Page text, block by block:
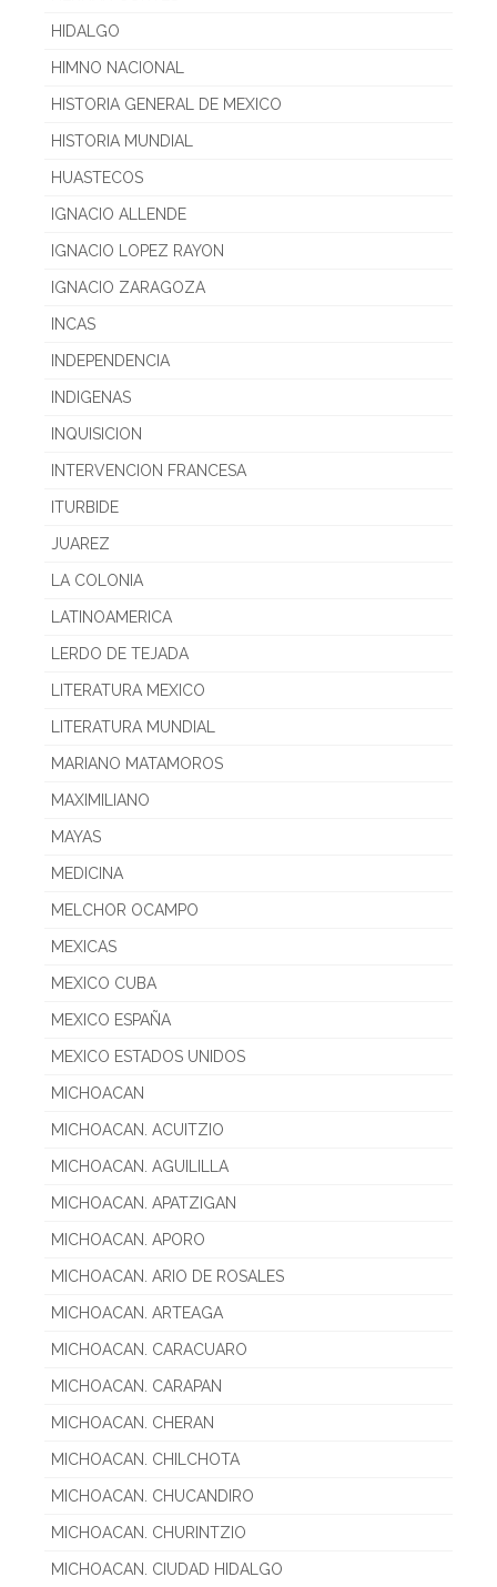
HIDALGO
HIMNO NACIONAL
HISTORIA GENERAL DE MEXICO
HISTORIA MUNDIAL
HUASTECOS
IGNACIO ALLENDE
IGNACIO LOPEZ RAYON
IGNACIO ZARAGOZA
INCAS
INDEPENDENCIA
INDIGENAS
INQUISICION
INTERVENCION FRANCESA
ITURBIDE
JUAREZ
LA COLONIA
LATINOAMERICA
LERDO DE TEJADA
LITERATURA MEXICO
LITERATURA MUNDIAL
MARIANO MATAMOROS
MAXIMILIANO
MAYAS
MEDICINA
MELCHOR OCAMPO
MEXICAS
MEXICO CUBA
MEXICO ESPAÑA
MEXICO ESTADOS UNIDOS
MICHOACAN
MICHOACAN. ACUITZIO
MICHOACAN. AGUILILLA
MICHOACAN. APATZIGAN
MICHOACAN. APORO
MICHOACAN. ARIO DE ROSALES
MICHOACAN. ARTEAGA
MICHOACAN. CARACUARO
MICHOACAN. CARAPAN
MICHOACAN. CHERAN
MICHOACAN. CHILCHOTA
MICHOACAN. CHUCANDIRO
MICHOACAN. CHURINTZIO
MICHOACAN. CIUDAD HIDALGO